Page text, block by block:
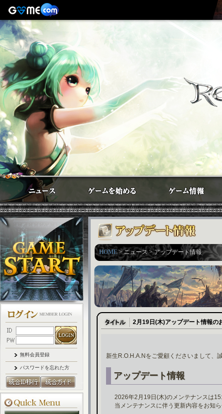
無料会員登録
パスワードを忘れた方
HOME> ニュース > アップデート情報
2月19日(木)アップデート情報の
新生R.O.H.A.Nをご愛顧くださいまして、
アップデート情報
2026年2月19日(木)のメンテナンスは
当メンテナンスに伴う更新内容をお知